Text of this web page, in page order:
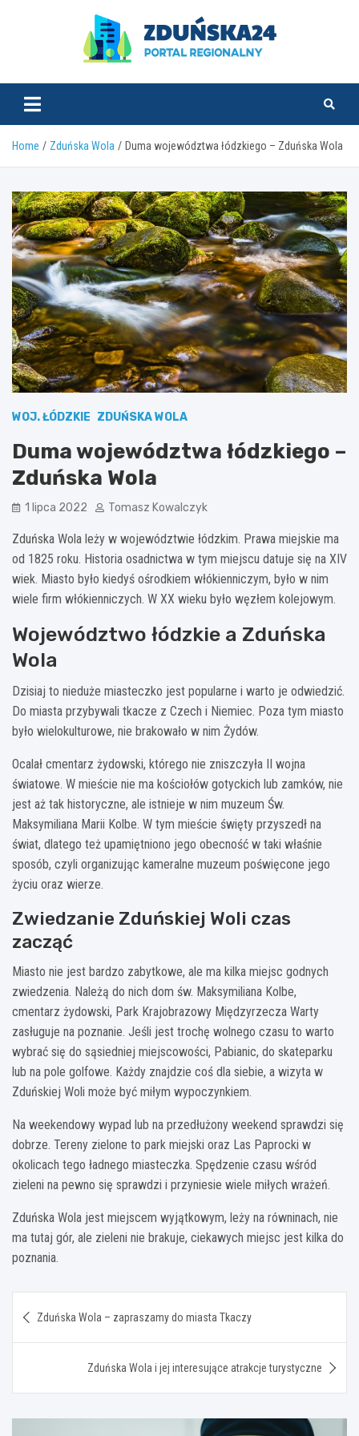
zdunska24.pl
Home Zduńska Wola Duma województwa łódzkiego – Zduńska Wola
WOJ. ŁÓDZKIE ZDUŃSKA WOLA
Duma województwa łódzkiego –
Zduńska Wola
1 lipca 2022 Tomasz Kowalczyk
Zduńska Wola leży w województwie łódzkim. Prawa miejskie ma
od 1825 roku. Historia osadnictwa w tym miejscu datuje się na XIV
wiek. Miasto było kiedyś ośrodkiem włókienniczym, było w nim
wiele firm włókienniczych. W XX wieku było węzłem kolejowym.
Województwo łódzkie a Zduńska
Wola
Dzisiaj to nieduże miasteczko jest popularne i warto je odwiedzić.
Do miasta przybywali tkacze z Czech i Niemiec. Poza tym miasto
było wielokulturowe, nie brakowało w nim Żydów.
Ocalał cmentarz żydowski, którego nie zniszczyła II wojna
światowe. W mieście nie ma kościołów gotyckich lub zamków, nie
jest aż tak historyczne, ale istnieje w nim muzeum Św.
Maksymiliana Marii Kolbe. W tym mieście święty przyszedł na
świat, dlatego też upamiętniono jego obecność w taki właśnie
sposób, czyli organizując kameralne muzeum poświęcone jego
życiu oraz wierze.
Zwiedzanie Zduńskiej Woli czas
zacząć
Miasto nie jest bardzo zabytkowe, ale ma kilka miejsc godnych
zwiedzenia. Należą do nich dom św. Maksymiliana Kolbe,
cmentarz żydowski, Park Krajobrazowy Międzyrzecza Warty
zasługuje na poznanie. Jeśli jest trochę wolnego czasu to warto
wybrać się do sąsiedniej miejscowości, Pabianic, do skateparku
lub na pole golfowe. Każdy znajdzie coś dla siebie, a wizyta w
Zduńskiej Woli może być miłym wypoczynkiem.
Na weekendowy wypad lub na przedłużony weekend sprawdzi się
dobrze. Tereny zielone to park miejski oraz Las Paprocki w
okolicach tego ładnego miasteczka. Spędzenie czasu wśród
zieleni na pewno się sprawdzi i przyniesie wiele miłych wrażeń.
Zduńska Wola jest miejscem wyjątkowym, leży na równinach, nie
ma tutaj gór, ale zieleni nie brakuje, ciekawych miejsc jest kilka do
poznania.
wpisu
Zduńska Wola – zapraszamy do miasta Tkaczy
Zduńska Wola i jej interesujące atrakcje turystyczne